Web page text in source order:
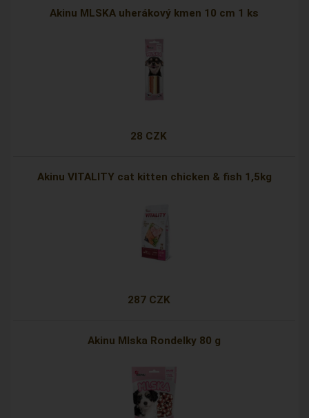
Akinu MLSKA uherákový kmen 10 cm 1 ks
28 CZK
Akinu VITALITY cat kitten chicken & fish 1,5kg
287 CZK
Akinu Mlska Rondelky 80 g